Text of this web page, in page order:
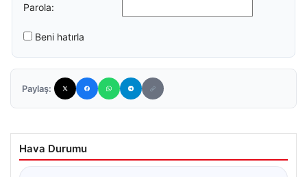
Parola:
Beni hatırla
Paylaş:
Hava Durumu